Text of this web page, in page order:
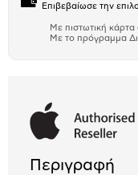
Επιβεβαίωσε την
Αριθμός δόσεων
Με πιστωτική κάρτα
Με το πρόγραμμα
Περιγραφή